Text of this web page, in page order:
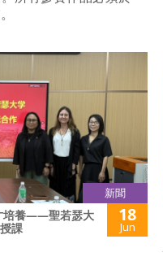
新聞
培養——聖若瑟大
課
18
Jun